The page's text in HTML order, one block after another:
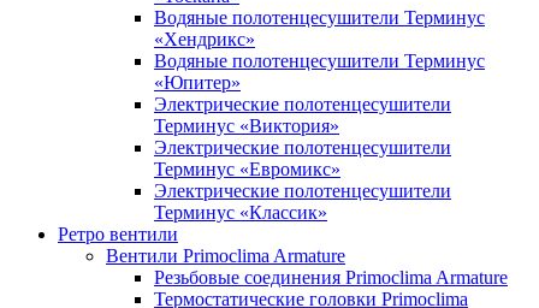
Водяные полотенцесушители Терминус
«Хендрикс»
Водяные полотенцесушители Терминус
«Юпитер»
Электрические полотенцесушители
Терминус «Виктория»
Электрические полотенцесушители
Терминус «Евромикс»
Электрические полотенцесушители
Терминус «Классик»
Ретро вентили
Вентили Primoclima Armature
Резьбовые соединения Primoclima Armature
Термостатические головки Primoclima